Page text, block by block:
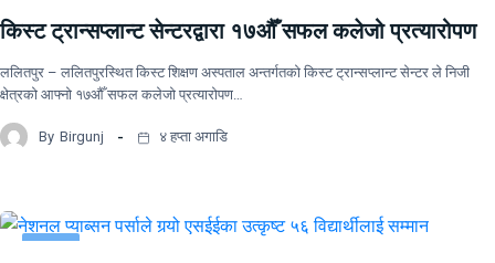
किस्ट ट्रान्सप्लान्ट सेन्टरद्वारा १७औँ सफल कलेजो प्रत्यारोपण
ललितपुर – ललितपुरस्थित किस्ट शिक्षण अस्पताल अन्तर्गतको किस्ट ट्रान्सप्लान्ट सेन्टर ले निजी
क्षेत्रको आफ्नो १७औँ सफल कलेजो प्रत्यारोपण…
By Birgunj ४ हप्ता अगाडि